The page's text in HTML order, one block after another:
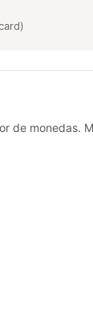
de monedas.